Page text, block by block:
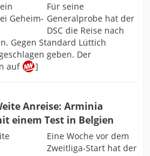
Für seine
Generalprobe hat der
DSC die Reise nach
Gegen Standard Lüttich
geben. Der
auf
]
Anreise: Arminia
einem Test in Belgien
Eine Woche vor dem
Zweitliga-Start hat der